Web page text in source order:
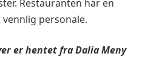
Restauranten har en
personale.
er hentet fraDaliaMeny